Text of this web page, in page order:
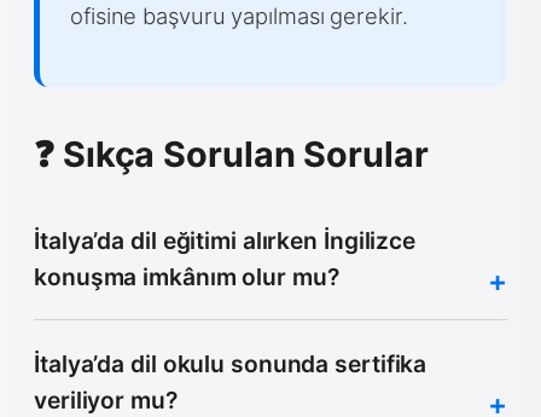
ofisine başvuru yapılması gerekir.
❓ Sıkça Sorulan Sorular
İtalya’da dil eğitimi alırken İngilizce
konuşma imkânım olur mu?
İtalya’da dil okulu sonunda sertifika
veriliyor mu?